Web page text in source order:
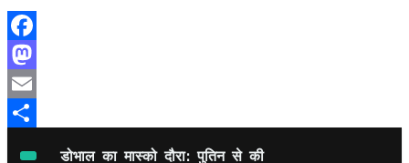
Facebook
Mastodon
Email
डोभाल का मास्को दौरा: पुतिन से की